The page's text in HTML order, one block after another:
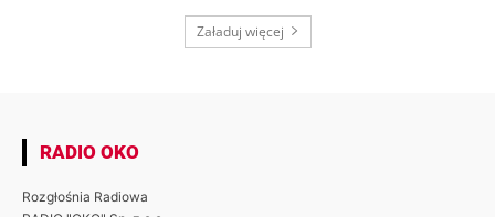
Załaduj więcej
RADIO OKO
Rozgłośnia Radiowa